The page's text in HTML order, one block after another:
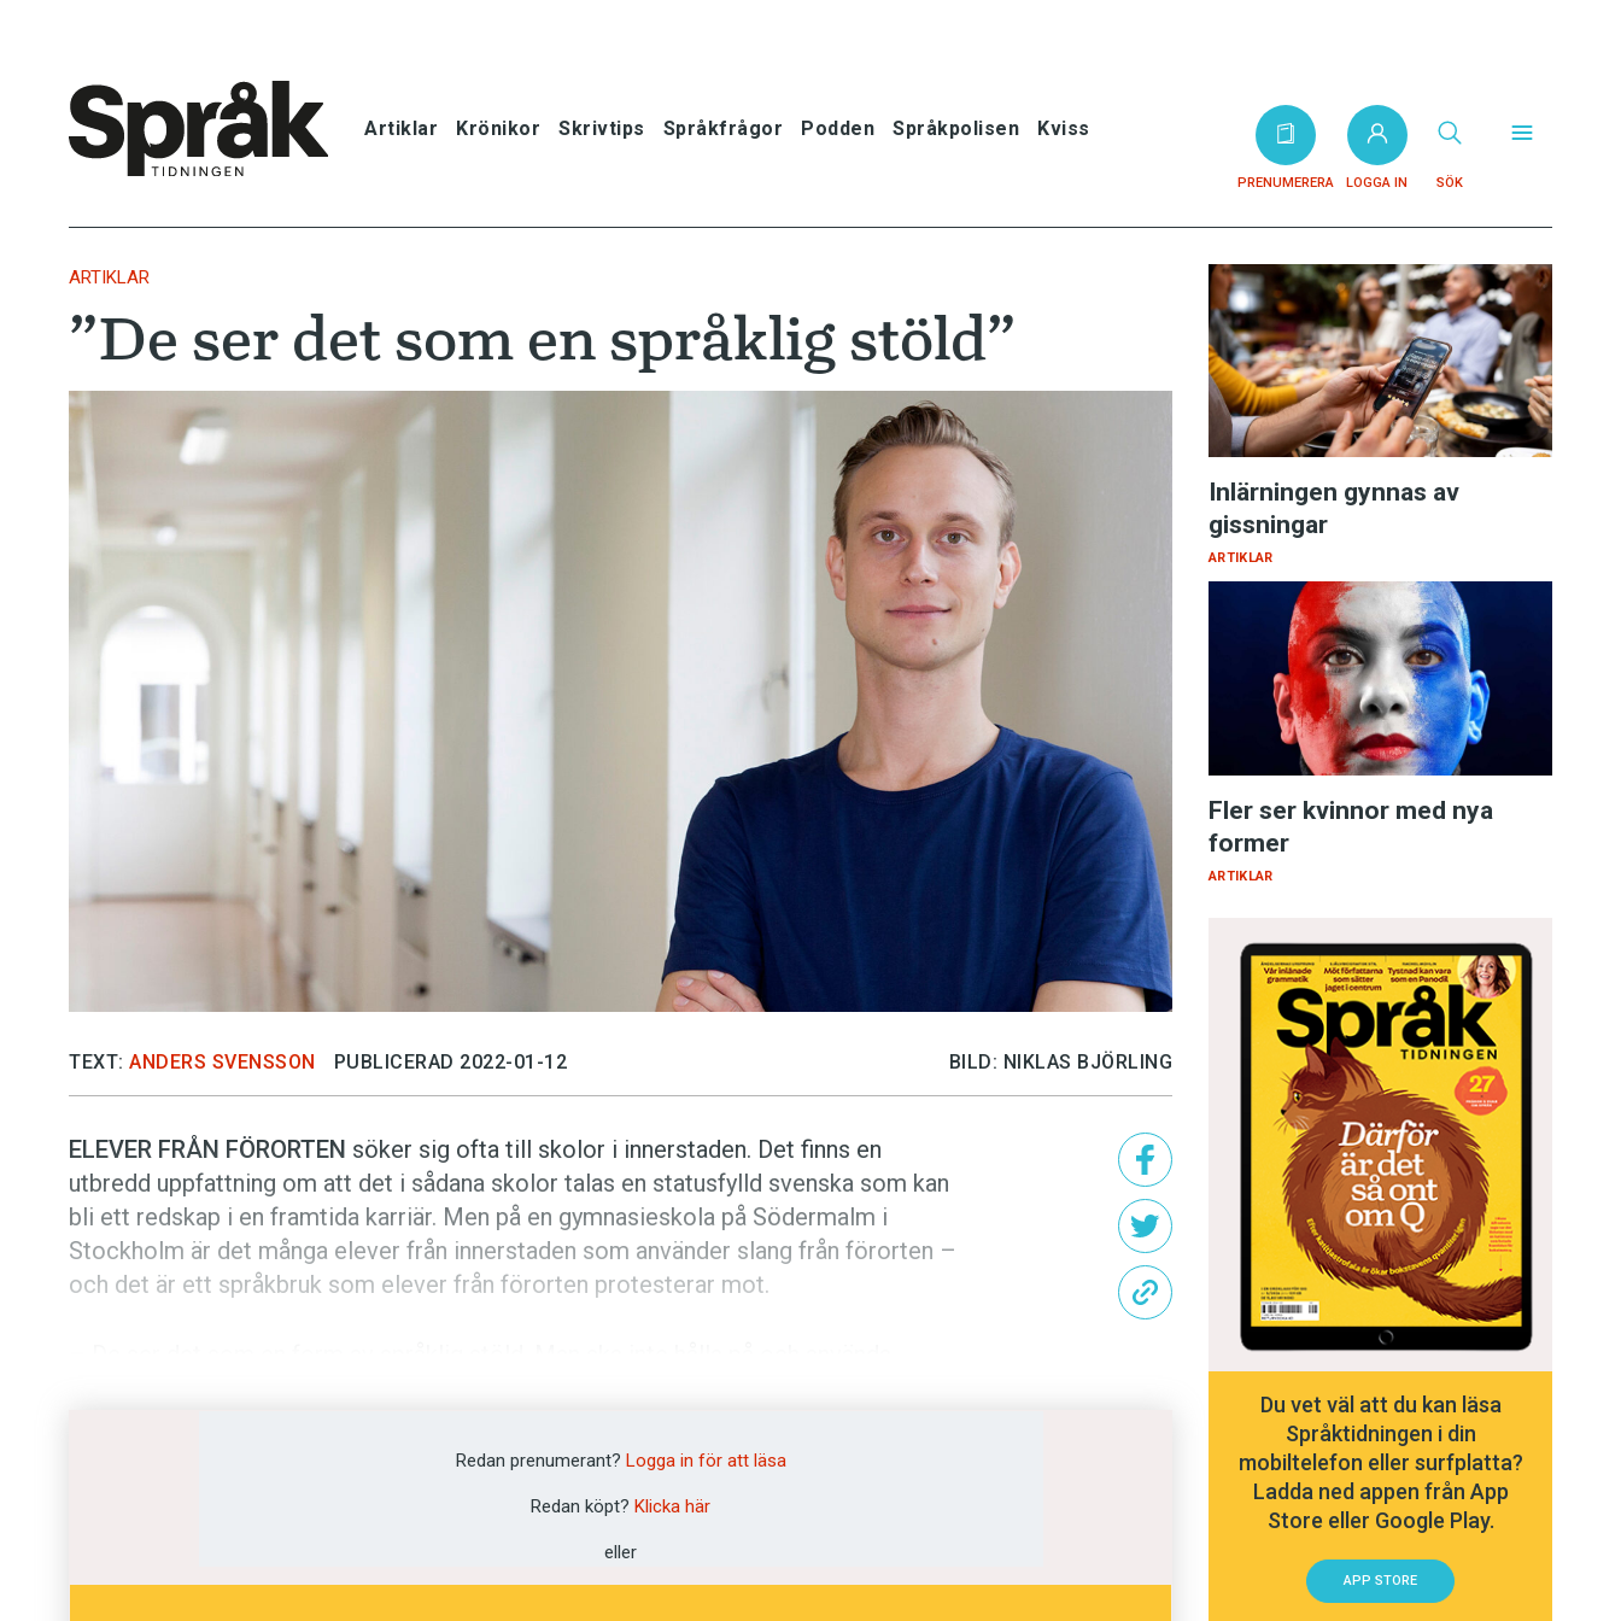
Artiklar Krönikor Skrivtips Språkfrågor Podden Språkpolisen Kviss
PRENUMERERA LOGGA IN SÖK
Krönikor
Språkfrågor
Bokrecensioner
Kviss
Prenumerera
Läs Språktidningen digitalt
Press
ARTIKLAR
”De ser det som en språklig stöld”
TEXT: ANDERS SVENSSON PUBLICERAD 2022-01-12 BILD: NIKLAS BJÖRLING
ELEVER FRÅN FÖRORTEN söker sig ofta till skolor i innerstaden. Det finns en
utbredd uppfattning om att det i sådana skolor talas en statusfylld svenska som kan
bli ett redskap i en framtida karriär. Men på en gymnasieskola på Södermalm i
Stockholm är det många elever från innerstaden som använder slang från förorten –
och det är ett språkbruk som elever från förorten protesterar mot.
själva ett språk som i regel betraktas
som åtråvärt – men här använde de också en typ av slang som i vissa sammanhang
anses ha låg status.
Redan prenumerant? Logga in för att läsa
Redan köpt? Klicka här
eller
Inlärningen gynnas av
gissningar
ARTIKLAR
Fler ser kvinnor med nya
former
ARTIKLAR
Du vet väl att du kan läsa
Språktidningen i din
mobiltelefon eller surfplatta?
Ladda ned appen från App
Store eller Google Play.
APP STORE